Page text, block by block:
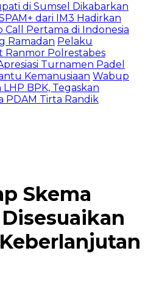
di Sumsel Dikabarkan
dari IM3 Hadirkan
Pertama di Indonesia
Ramadan Pelaku
Ranmor Polrestabes
Turnamen Padel
Kemanusiaan Wabup
BPK, Tegaskan
PDAM Tirta Randik
Skema